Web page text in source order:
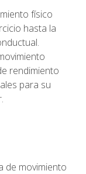
físico
hasta la
rendimiento
para su
de movimiento